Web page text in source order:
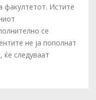
факултетот. Истите
се
не ја пополнат
ќе следуваат